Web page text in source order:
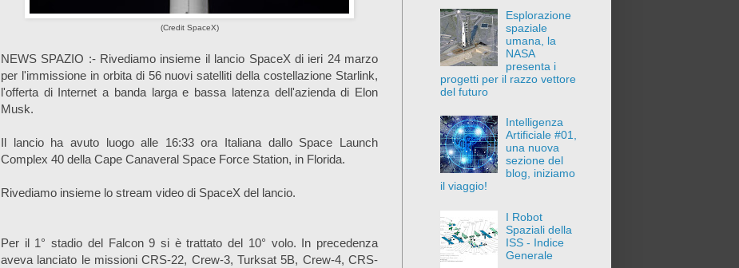
(Credit SpaceX)
NEWS SPAZIO :- Rivediamo insieme il lancio SpaceX di ieri 24 marzo
per l'immissione in orbita di 56 nuovi satelliti della costellazione Starlink,
l'offerta di Internet a banda larga e bassa latenza dell'azienda di Elon
Musk.
Il lancio ha avuto luogo alle 16:33 ora Italiana dallo Space Launch
Complex 40 della Cape Canaveral Space Force Station, in Florida.
Rivediamo insieme lo stream video di SpaceX del lancio.
Per il 1° stadio del Falcon 9 si è trattato del 10° volo. In precedenza
aveva lanciato le missioni CRS-22, Crew-3, Turksat 5B, Crew-4, CRS-
Esplorazione
spaziale
umana, la
NASA
presenta i
progetti per il razzo vettore
del futuro
Intelligenza
Artificiale #01,
una nuova
sezione del
blog, iniziamo
il viaggio!
I Robot
Spaziali della
ISS - Indice
Generale